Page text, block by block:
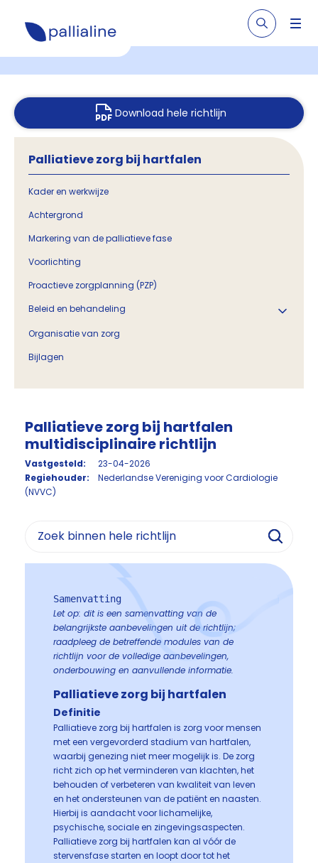
Download hele richtlijn
Palliatieve zorg bij hartfalen
Kader en werkwijze
Achtergrond
Markering van de palliatieve fase
Voorlichting
Proactieve zorgplanning (PZP)
Beleid en behandeling
Organisatie van zorg
Bijlagen
Palliatieve zorg bij hartfalen
multidisciplinaire richtlijn
Vastgesteld:
23-04-2026
Regiehouder:
Nederlandse Vereniging voor Cardiologie
(NVVC)
Samenvatting
Let op: dit is een samenvatting van de
belangrijkste aanbevelingen uit de richtlijn;
raadpleeg de betreffende modules van de
richtlijn voor de volledige aanbevelingen,
onderbouwing en aanvullende informatie.
Palliatieve zorg bij hartfalen
Definitie
Palliatieve zorg bij hartfalen is zorg voor mensen
met een vergevorderd stadium van hartfalen,
waarbij genezing niet meer mogelijk is. De zorg
richt zich op het verminderen van klachten, het
behouden of verbeteren van kwaliteit van leven
en het ondersteunen van de patiënt en naasten.
Hierbij is aandacht voor lichamelijke,
psychische, sociale en zingevingsaspecten.
Palliatieve zorg bij hartfalen kan al vóór de
stervensfase starten en loopt door tot het